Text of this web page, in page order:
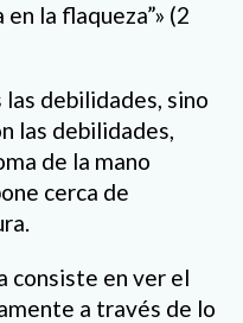
la flaqueza”» (2
debilidades, sino
las debilidades,
de la mano
cerca de
consiste en ver el
a través de lo